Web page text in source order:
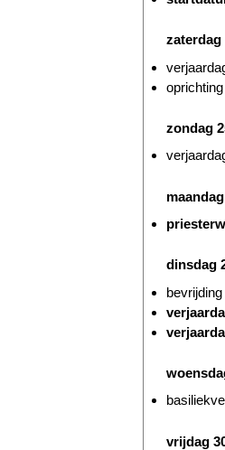
zaterdag
zondag
dinsdag
vrijdag